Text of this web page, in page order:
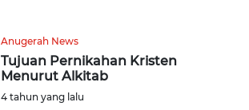
Anugerah News
Tujuan Pernikahan Kristen
Menurut Alkitab
4 tahun yang lalu